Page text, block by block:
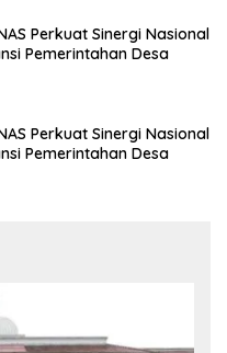
Perkuat Sinergi Nasional
Pemerintahan Desa
Perkuat Sinergi Nasional
Pemerintahan Desa